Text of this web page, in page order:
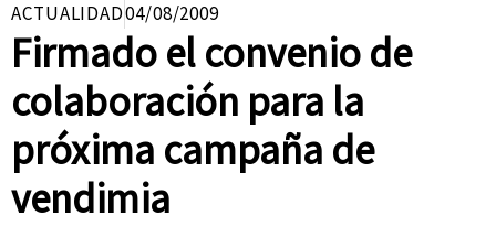
ACTUALIDAD04/08/2009
Firmado el convenio de
colaboración para la
próxima campaña de
vendimia